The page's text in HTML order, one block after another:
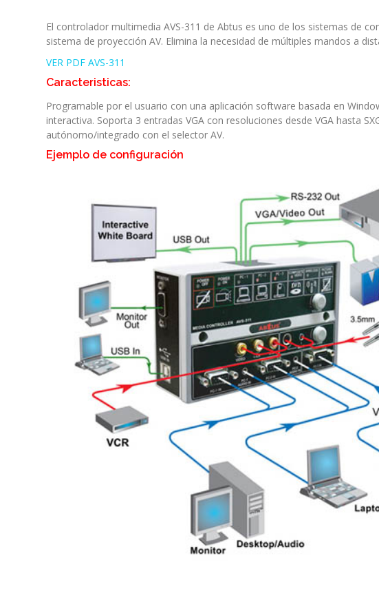
El controlador multimedia AVS-311 de Abtus es uno de los sistemas de
sistema de proyección AV. Elimina la necesidad de múltiples mandos a
VER PDF AVS-311
Caracteristicas:
Programable por el usuario con una aplicación software basada en
interactiva. Soporta 3 entradas VGA con resoluciones desde VGA hasta
autónomo/integrado con el selector AV.
Ejemplo de configuración